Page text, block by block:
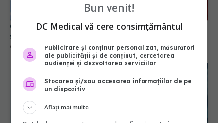
COVID încă există! Care sunt simptomele în 2025
și cât timp durează. De ce ar fi bine să te testezi?
07 mai 2025, 11:08
Bun venit!
DC Medical vă cere consimțământul
Publicitate și conținut personalizat, măsurători
ale publicității și de conținut, cercetarea
audienței și dezvoltarea serviciilor
Stocarea și/sau accesarea informațiilor de pe
un dispozitiv
Aflați mai multe